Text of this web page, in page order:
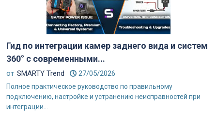
Гид по интеграции камер заднего вида и систем
360° с современными...
от SMARTY Trend 27/05/2026
Полное практическое руководство по правильному
подключению, настройке и устранению неисправностей при
интеграции...